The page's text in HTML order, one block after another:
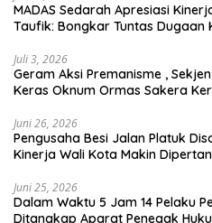
MADAS Sedarah Apresiasi
Taufik: Bongkar Tuntas Dugaan
Juli 3, 2026
Geram Aksi Premanisme , Sekjen DPP Madas Sedarah Kecam
Juni 26, 2026
Pengusaha Besi Jalan Platuk
Kinerja Wali Kota Makin
Juni 25, 2026
Dalam Waktu 5 Jam 14 Pelaku
Ditangkap Aparat Penegak